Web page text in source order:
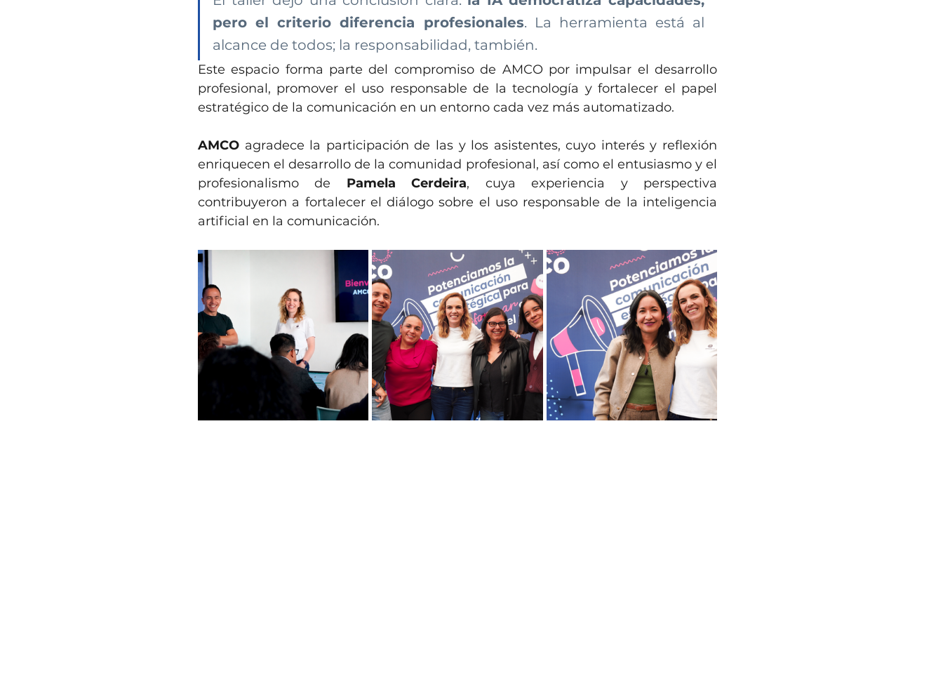
pero el criterio diferencia profesionales. La herramienta está al
alcance de todos; la responsabilidad, también.
Este espacio forma parte del compromiso de AMCO por impulsar el desarrollo
profesional, promover el uso responsable de la tecnología y fortalecer el papel
estratégico de la comunicación en un entorno cada vez más automatizado.
AMCO agradece la participación de las y los asistentes, cuyo interés y reflexión
enriquecen el desarrollo de la comunidad profesional, así como el entusiasmo y el
profesionalismo de
Pamela Cerdeira, cuya experiencia y perspectiva
contribuyeron a fortalecer el diálogo sobre el uso responsable de la inteligencia
artificial en la comunicación.